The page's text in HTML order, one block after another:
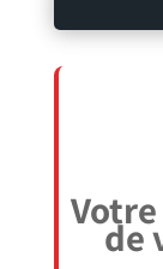
de